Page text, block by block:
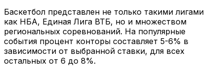
Баскетбол представлен не только такими лигами
как НБА, Единая Лига ВТБ, но и множеством
региональных соревнований. На популярные
события процент конторы составляет 5-6% в
зависимости от выбранной ставки, для всех
остальных от 6 до 8%.